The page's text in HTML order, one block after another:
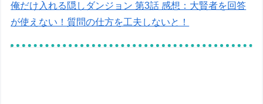
俺だけ入れる隠しダンジョン 第3話 感想：大賢者を回答
が使えない！質問の仕方を工夫しないと！